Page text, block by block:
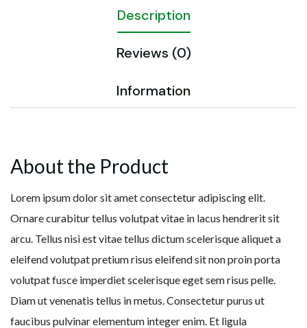
Description
Reviews (0)
Information
About the Product
Lorem ipsum dolor sit amet consectetur adipiscing elit.
Ornare curabitur tellus volutpat vitae in lacus hendrerit sit
arcu. Tellus nisi est vitae tellus dictum scelerisque aliquet a
eleifend volutpat pretium risus eleifend sit non proin porta
volutpat fusce imperdiet scelerisque eget sem risus pelle.
Diam ut venenatis tellus in metus. Consectetur purus ut
faucibus pulvinar elementum integer enim. Et ligula